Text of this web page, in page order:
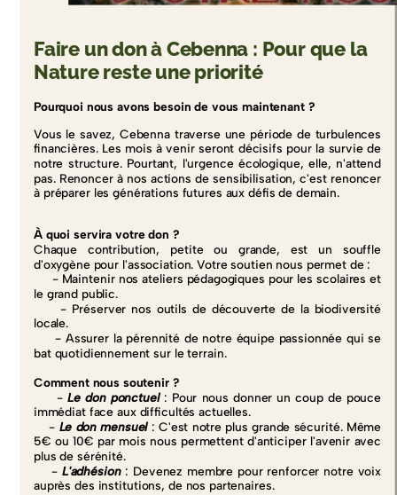
Faire un don à Cebenna : Pour que la
Nature reste une priorité
Pourquoi nous avons besoin de vous maintenant ?
Vous le savez, Cebenna traverse une période de turbulences
financières. Les mois à venir seront décisifs pour la survie de
notre structure. Pourtant, l'urgence écologique, elle, n'attend
pas. Renoncer à nos actions de sensibilisation, c'est renoncer
à préparer les générations futures aux défis de demain.
À quoi servira votre don ?
Chaque contribution, petite ou grande, est un souffle
d'oxygène pour l'association. Votre soutien nous permet de :
- Maintenir nos ateliers pédagogiques pour les scolaires et
le grand public.
- Préserver nos outils de découverte de la biodiversité
locale.
- Assurer la pérennité de notre équipe passionnée qui se
bat quotidiennement sur le terrain.
Comment nous soutenir ?
-Le don ponctuel : Pour nous donner un coup de pouce
immédiat face aux difficultés actuelles.
- Le don mensuel : C'est notre plus grande sécurité. Même
5€ ou 10€ par mois nous permettent d'anticiper l'avenir avec
plus de sérénité.
- L'adhésion : Devenez membre pour renforcer notre voix
auprès des institutions, de nos partenaires.